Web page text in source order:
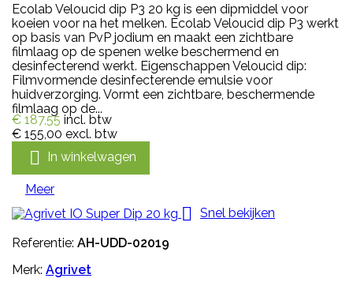
Ecolab Veloucid dip P3 20 kg is een dipmiddel voor
koeien voor na het melken. Ecolab Veloucid dip P3 werkt
op basis van PvP jodium en maakt een zichtbare
filmlaag op de spenen welke beschermend en
desinfecterend werkt. Eigenschappen Veloucid dip:
Filmvormende desinfecterende emulsie voor
huidverzorging. Vormt een zichtbare, beschermende
filmlaag op de...
€ 187,55 incl. btw
€ 155,00 excl. btw
 In winkelwagen
Meer
 Snel bekijken
Referentie: AH-UDD-02019
Merk: Agrivet